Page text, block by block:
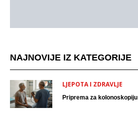
NAJNOVIJE IZ KATEGORIJE
LJEPOTA I ZDRAVLJE
Priprema za kolonoskopiju